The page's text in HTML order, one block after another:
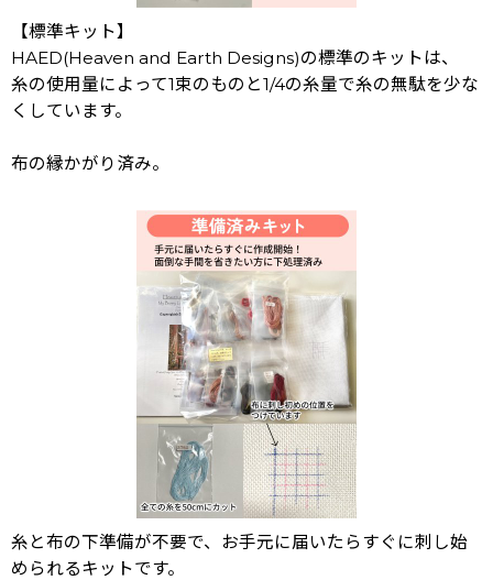
【標準キット】
HAED(Heaven and Earth Designs)の標準のキットは、
糸の使用量によって1束のものと1/4の糸量で糸の無駄を少な
くしています。
布の縁かがり済み。
糸と布の下準備が不要で、お手元に届いたらすぐに刺し始
められるキットです。